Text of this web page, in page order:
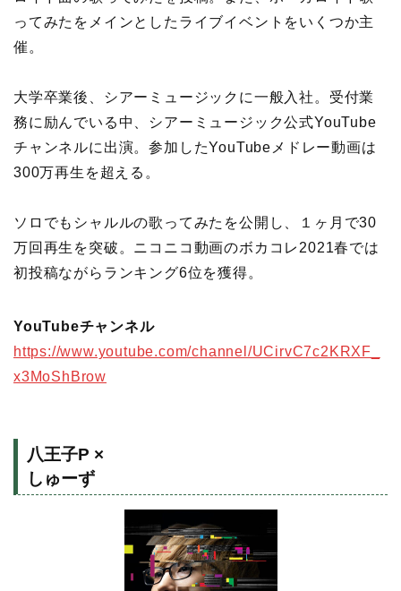
ってみたをメインとしたライブイベントをいくつか主
催。
大学卒業後、シアーミュージックに一般入社。受付業
務に励んでいる中、シアーミュージック公式YouTube
チャンネルに出演。参加したYouTubeメドレー動画は
300万再生を超える。
ソロでもシャルルの歌ってみたを公開し、１ヶ月で30
万回再生を突破。ニコニコ動画のボカコレ2021春では
初投稿ながらランキング6位を獲得。
YouTubeチャンネル
https://www.youtube.com/channel/UCirvC7c2KRXF_
x3MoShBrow
八王子P ×
しゅーず